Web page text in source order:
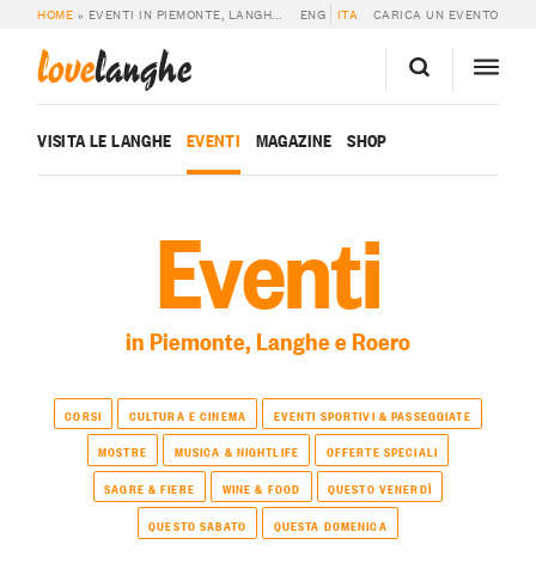
HOME » EVENTI IN PIEMONTE, LANGHE E ROERO ENG ITA CARICA UN EVENTO
lovelanghe
VISITA LE LANGHE EVENTI MAGAZINE SHOP
Eventi
in Piemonte, Langhe e Roero
CORSI CULTURA E CINEMA
EVENTI SPORTIVI & PASSEGGIATE
MOSTRE
MUSICA & NIGHTLIFE
OFFERTE SPECIALI
SAGRE & FIERE
WINE & FOOD
QUESTO VENERDÌ
QUESTO SABATO
QUESTA DOMENICA